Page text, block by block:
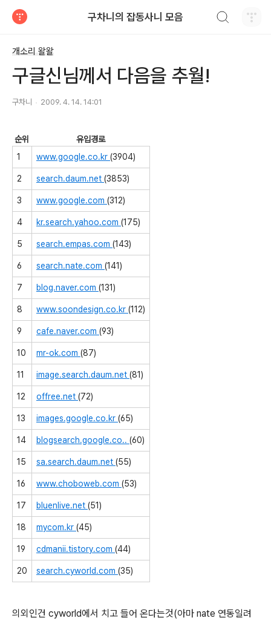
구차니의 잡동사니 모음
개소리 왈왈
구글신님께서 다음을 추월!
구차니 2009. 4. 14. 14:01
순위
유입경로
1
www.google.co.kr (3904)
2 search.daum.net (3853)
3 www.google.com (312)
4 kr.search.yahoo.com (175)
5 search.empas.com (143)
6 search.nate.com (141)
7 blog.naver.com (131)
8 www.soondesign.co.kr (112)
9 cafe.naver.com (93)
10 mr-ok.com (87)
11 image.search.daum.net (81)
12 offree.net (72)
13 images.google.co.kr (65)
14 blogsearch.google.co.. (60)
15 sa.search.daum.net (55)
16 www.choboweb.com (53)
17 bluenlive.net (51)
18 mycom.kr (45)
19 cdmanii.tistory.com (44)
20 search.cyworld.com (35)
의외인건 cyworld에서 치고 들어 온다는것(아마 nate 연동일려